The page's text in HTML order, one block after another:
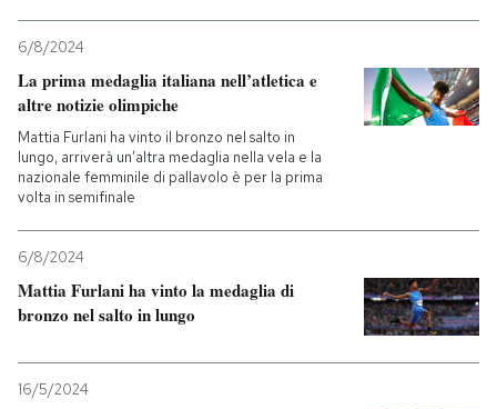
Entra
6/8/2024
La prima medaglia italiana nell’atletica e
altre notizie olimpiche
Mattia Furlani ha vinto il bronzo nel salto in
lungo, arriverà un’altra medaglia nella vela e la
nazionale femminile di pallavolo è per la prima
volta in semifinale
6/8/2024
Mattia Furlani ha vinto la medaglia di
bronzo nel salto in lungo
16/5/2024